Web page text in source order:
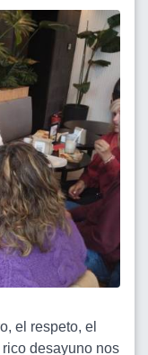
el respeto, el
desayuno nos